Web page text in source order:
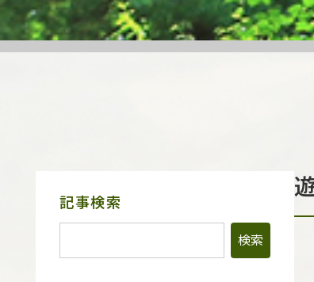
サ
ニ
記事検索